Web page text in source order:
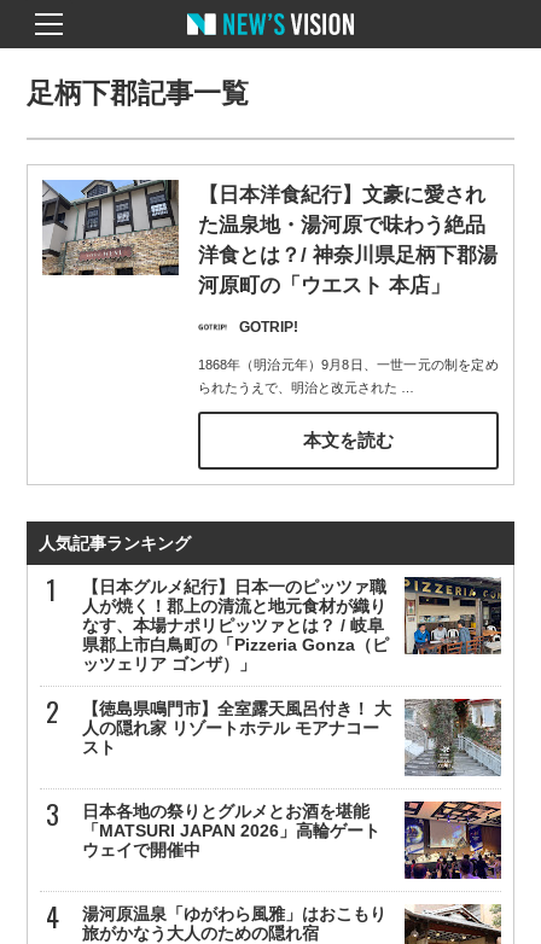
足柄下郡記事一覧
【日本洋食紀行】文豪に愛され
た温泉地・湯河原で味わう絶品
洋食とは？/ 神奈川県足柄下郡湯
河原町の「ウエスト 本店」
GOTRIP!
1868年（明治元年）9月8日、一世一元の制を定め
られたうえで、明治と改元された
本文を読む
人気記事ランキング
【日本グルメ紀行】日本一のピッツァ職
人が焼く！郡上の清流と地元食材が織り
なす、本場ナポリピッツァとは？ / 岐阜
県郡上市白鳥町の「Pizzeria Gonza（ピ
ッツェリア ゴンザ）」
【徳島県鳴門市】全室露天風呂付き！ 大
人の隠れ家 リゾートホテル モアナコー
スト
日本各地の祭りとグルメとお酒を堪能
「MATSURI JAPAN 2026」高輪ゲート
ウェイで開催中
湯河原温泉「ゆがわら風雅」はおこもり
旅がかなう大人のための隠れ宿